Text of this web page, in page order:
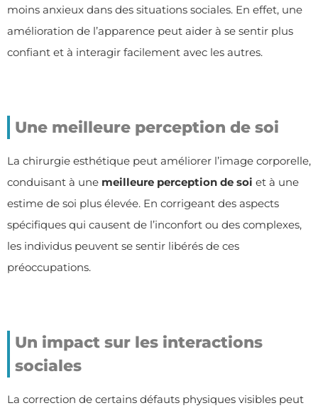
moins anxieux dans des situations sociales. En effet, une
amélioration de l’apparence peut aider à se sentir plus
confiant et à interagir facilement avec les autres.
Une meilleure perception de soi
La chirurgie esthétique peut améliorer l’image corporelle,
conduisant à une meilleure perception de soi et à une
estime de soi plus élevée. En corrigeant des aspects
spécifiques qui causent de l’inconfort ou des complexes,
les individus peuvent se sentir libérés de ces
préoccupations.
Un impact sur les interactions
sociales
La correction de certains défauts physiques visibles peut